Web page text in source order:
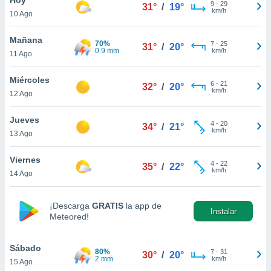
y
en
más
de
cookies
aceptar
10 Ago
31° / 19° 9- 29
km/h
Mañana
11 Ago
70%
0.9 mm
31° / 20° 7- 25
km/h
Miércoles
12 Ago
32° / 20° 6- 21
km/h
Jueves
13 Ago
34° / 21° 4- 20
km/h
Viernes
14 Ago
35° / 22° 4- 22
km/h
¡Descarga GRATIS la app de
Meteored!
Instalar
Sábado
15 Ago
80%
2 mm
30° / 20° 7- 31
km/h